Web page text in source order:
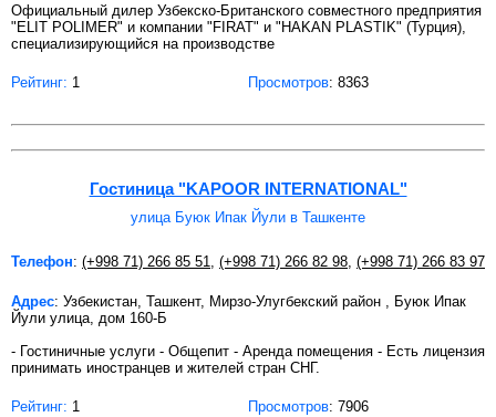
Официальный дилер Узбекско-Британского совместного предприятия
"ELIT POLIMER" и компании "FIRAT" и "HAKAN PLASTIK" (Турция),
специализирующийся на производстве
Рейтинг: 1 Просмотров: 8363
Гостиница "KAPOOR INTERNATIONAL"
улица Буюк Ипак Йули в Ташкенте
Телефон: (+998 71) 266 85 51, (+998 71) 266 82 98, (+998 71) 266 83 97
Адрес: Узбекистан, Ташкент, Мирзо-Улугбекский район , Буюк Ипак
Йули улица, дом 160-Б
- Гостиничные услуги - Общепит - Аренда помещения - Есть лицензия
принимать иностранцев и жителей стран СНГ.
Рейтинг: 1 Просмотров: 7906